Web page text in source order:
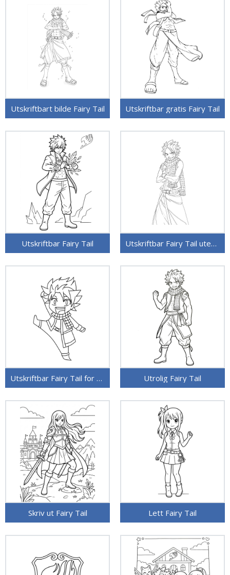
Utskriftbart bilde Fairy Tail Utskriftbar gratis Fairy Tail
Utskriftbar Fairy Tail Utskriftbar Fairy Tail uten kostnad
Utskriftbar Fairy Tail for barn Utrolig Fairy Tail
Skriv ut Fairy Tail Lett Fairy Tail